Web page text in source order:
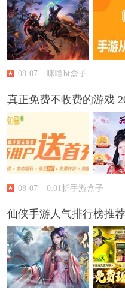
08-07 咪噜bt盒子
真正免费不收费的游戏
08-07 0.01折手游盒子
仙侠手游人气排行榜推